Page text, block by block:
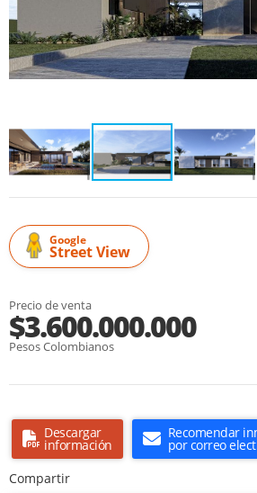
Google
Street View
Precio de venta
$3.600.000.000
Pesos Colombianos
Descargar
información
Recomendar
por correo
Compartir